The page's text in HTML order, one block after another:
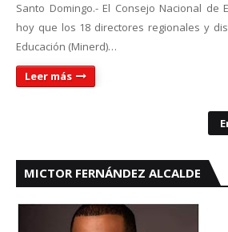
Santo Domingo.- El Consejo Nacional de
hoy que los 18 directores regionales y
Educación (Minerd)…
Leer más
MICTOR FERNÁNDEZ ALCALDE